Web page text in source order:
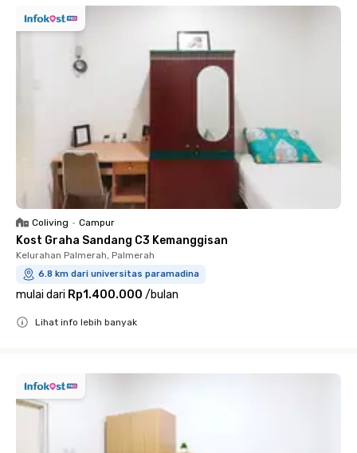
Coliving • Campur
Kost Graha Sandang C3 Kemanggisan
Kelurahan Palmerah, Palmerah
6.8 km dari universitas paramadina
mulai dari Rp1.400.000 /bulan
Lihat info lebih banyak